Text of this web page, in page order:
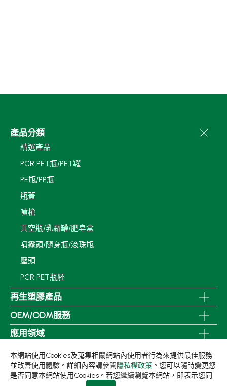
產品分類
精選產品
PCR PET瓶/PET罐
PE瓶/PP瓶
瓶蓋
噴槍
真空瓶/乳霜罐/肥皂盒
噴霧頭/隨身瓶/滾珠瓶
壓頭
PCR PET瓶胚
再生塑膠產品
OEM/ODM服務
應用領域
永續發展
新聞中心
本網站使用Cookies及蒐集相關網站內使用者行為來提供最佳服務
並改善使用體驗。詳細內容請參閱 隱私權政策 。您可以隨時變更您
是否同意本網站使用Cookies。若您繼續瀏覽本網站，即表示您同